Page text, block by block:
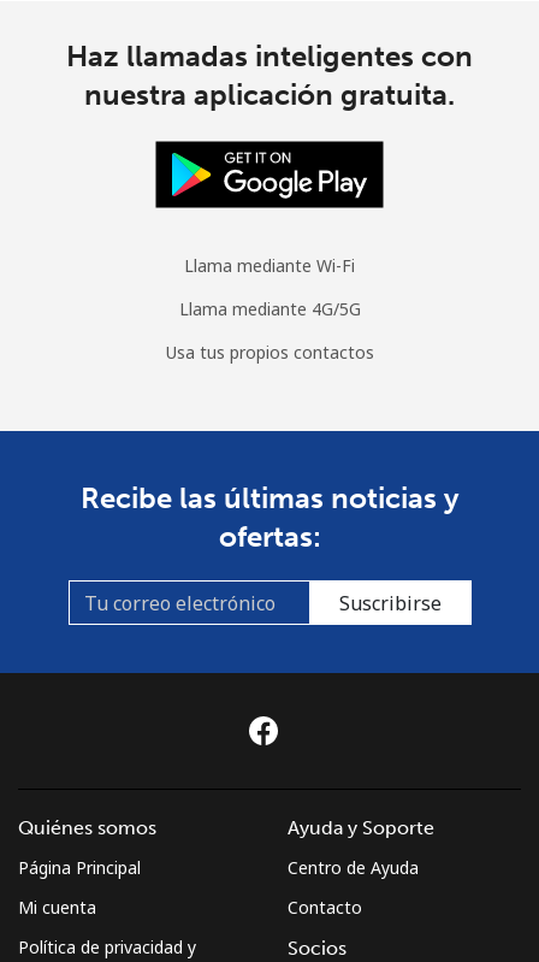
Haz llamadas inteligentes con
nuestra aplicación gratuita.
Llama mediante Wi-Fi
Llama mediante 4G/5G
Usa tus propios contactos
Recibe las últimas noticias y
ofertas:
Suscribirse
Quiénes somos
Página Principal
Mi cuenta
Política de privacidad y
Ayuda y Soporte
Centro de Ayuda
Contacto
Socios